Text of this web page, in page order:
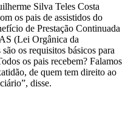
Silva Teles Costa
os pais de assistidos do
de Prestação Continuada
(Lei Orgânica da
os requisitos básicos para
os pais recebem? Falamos
de quem tem direito ao
disse.